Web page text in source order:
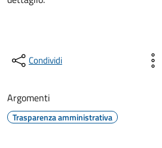
Condividi
Argomenti
Trasparenza amministrativa